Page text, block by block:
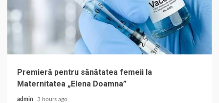
Premieră pentru sănătatea femeii la
Maternitatea „Elena Doamna”
admin 3 hours ago